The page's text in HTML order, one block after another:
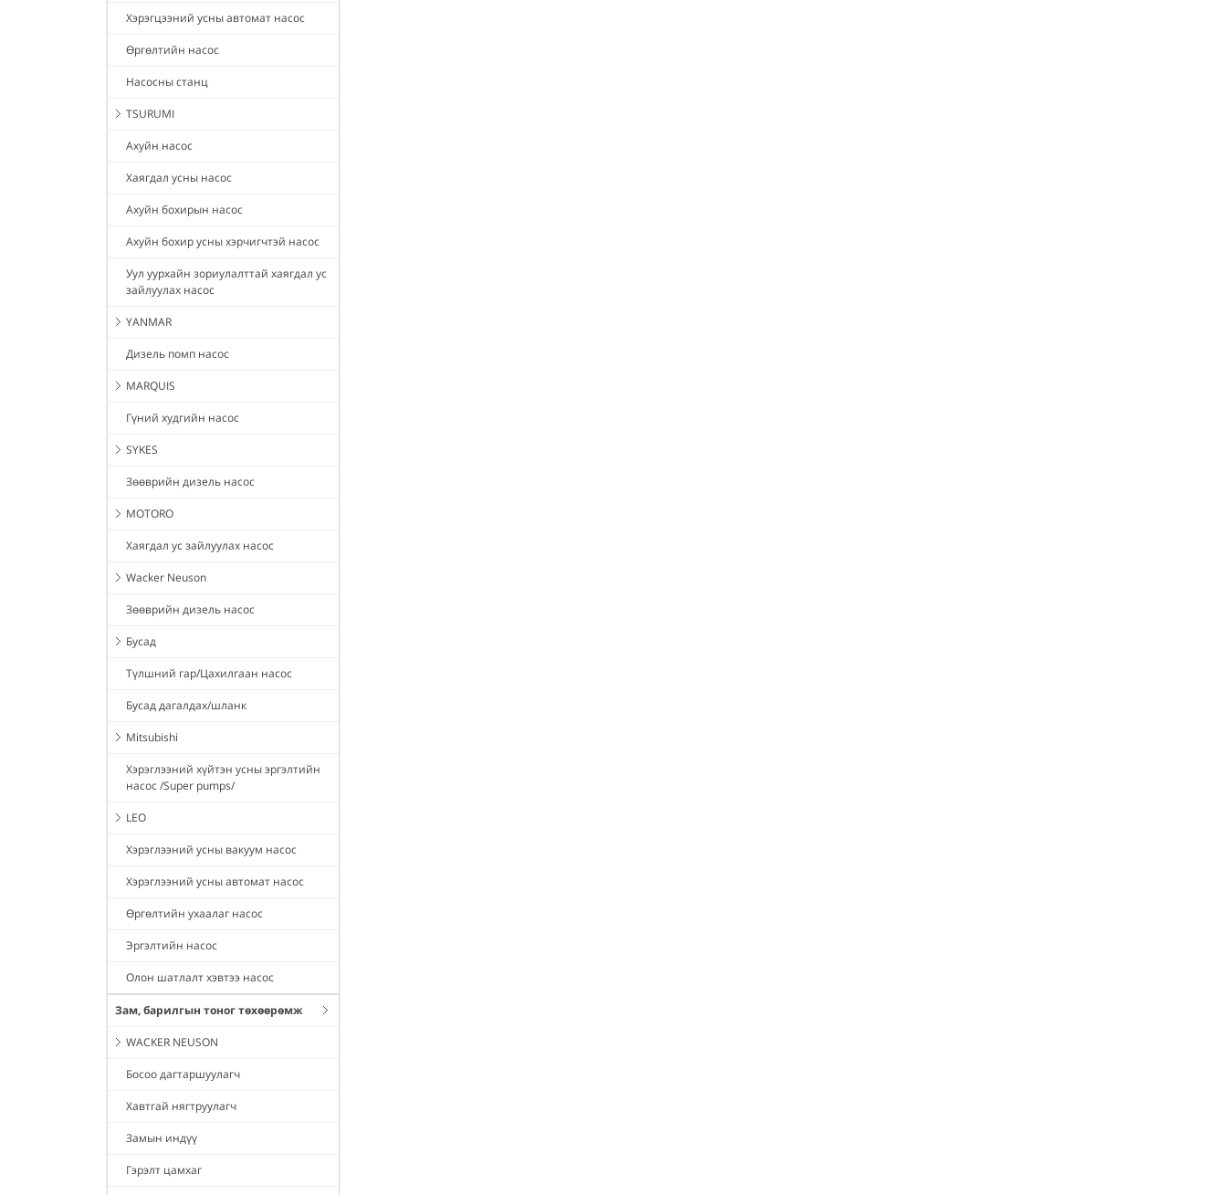
Хэрэгцээний усны автомат насос
Өргөлтийн насос
Насосны станц
TSURUMI
Ахуйн насос
Хаягдал усны насос
Ахуйн бохирын насос
Ахуйн бохир усны хэрчигчтэй насос
Уул уурхайн зориулалттай хаягдал ус
зайлуулах насос
YANMAR
Дизель помп насос
MARQUIS
Гүний худгийн насос
SYKES
Зөөврийн дизель насос
MOTORO
Хаягдал ус зайлуулах насос
Wacker Neuson
Зөөврийн дизель насос
Бусад
Түлшний гар/Цахилгаан насос
Бусад дагалдах/шланк
Mitsubishi
Хэрэглээний хүйтэн усны эргэлтийн
насос /Super pumps/
LEO
Хэрэглээний усны вакуум насос
Хэрэглээний усны автомат насос
Өргөлтийн ухаалаг насос
Эргэлтийн насос
Олон шатлалт хэвтээ насос
Зам, барилгын тоног төхөөрөмж
WACKER NEUSON
Босоо дагтаршуулагч
Хавтгай нягтруулагч
Замын индүү
Гэрэлт цамхаг